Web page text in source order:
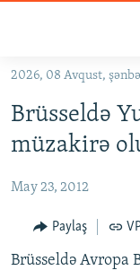
Əsas
qayıt
Əsas
qayıt
#ƏSLINDƏ
FƏRQƏ BAX
QANUNI DOĞRU
2026, 08 Avqust,
Brüsseldə
müzakirə
May 23, 2012
Paylaş
Brüsseldə Avropa